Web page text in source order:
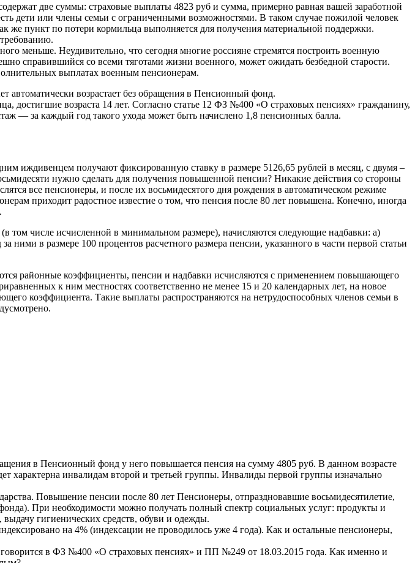
две суммы: страховые выплаты 4823 руб и сумма, примерно равная вашей заработной
дети или члены семьи с ограниченными возможностями. В таком случае пожилой человек
же пункт по потери кормильца выполняется для получения материальной поддержки.
меньше. Неудивительно, что сегодня многие россияне стремятся построить военную
справившийся со всеми тяготами жизни военного, может ожидать безбедной старости.
выплатах военным пенсионерам.
автоматически возрастает без обращения в Пенсионный фонд.
достигшие возраста 14 лет. Согласно статье 12 ФЗ №400 «О страховых пенсиях» гражданину,
— за каждый год такого ухода может быть начислено 1,8 пенсионных балла.
иждивенцем получают фиксированную ставку в размере 5126,65 рублей в месяц, с двумя –
нужно сделать для получения повышенной пенсии? Никакие действия со стороны
все пенсионеры, и после их восьмидесятого дня рождения в автоматическом режиме
приходит радостное известие о том, что пенсия после 80 лет повышена. Конечно, иногда
том числе исчисленной в минимальном размере), начисляются следующие надбавки: а)
в размере 100 процентов расчетного размера пенсии, указанного в части первой статьи
районные коэффициенты, пенсии и надбавки исчисляются с применением повышающего
к ним местностях соответственно не менее 15 и 20 календарных лет, на новое
коэффициента. Такие выплаты распространяются на нетрудоспособных членов семьи в
в Пенсионный фонд у него повышается пенсия на сумму 4805 руб. В данном возрасте
характерна инвалидам второй и третьей группы. Инвалиды первой группы изначально
Повышение пенсии после 80 лет Пенсионеры, отпраздновавшие восьмидесятилетие,
При необходимости можно получать полный спектр социальных услуг: продукты и
гигиенических средств, обуви и одежды.
на 4% (индексации не проводилось уже 4 года). Как и остальные пенсионеры,
говорится в ФЗ №400 «О страховых пенсиях» и ПП №249 от 18.03.2015 года. Как именно и